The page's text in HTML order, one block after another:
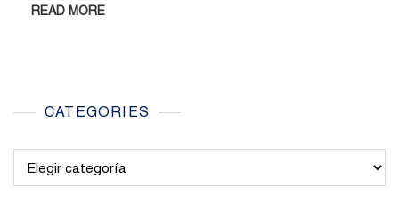
READ MORE
CATEGORIES